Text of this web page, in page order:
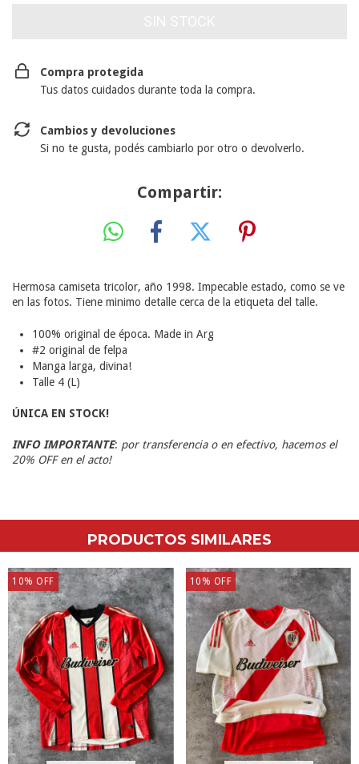
Compra protegida
Tus datos cuidados durante toda la compra.
Cambios y devoluciones
Si no te gusta, podés cambiarlo por otro o devolverlo.
Compartir:
Hermosa camiseta tricolor, año 1998. Impecable estado, como se ve
en las fotos. Tiene minimo detalle cerca de la etiqueta del talle.
100% original de época. Made in Arg
#2 original de felpa
Manga larga, divina!
Talle 4 (L)
ÚNICA EN STOCK!
INFO IMPORTANTE: por transferencia o en efectivo, hacemos el
20% OFF en el acto!
PRODUCTOS SIMILARES
10% OFF 10 % OFF